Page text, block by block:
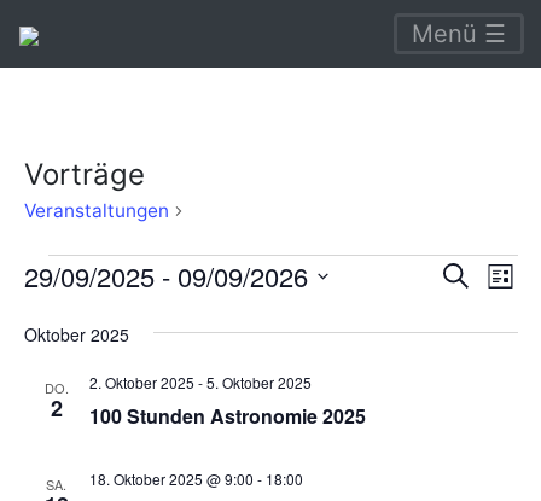
Menü ☰
Vorträge
Veranstaltungen
Veranstaltungen SucheListe
29/09/2025 - 09/09/2026
wählen.
Oktober 2025
DO.
2 100 Stunden Astronomie 2025
2. Oktober 2025 -5. Oktober 2025
SA. 18. Oktober 2025 @ 9:00 - 18:00